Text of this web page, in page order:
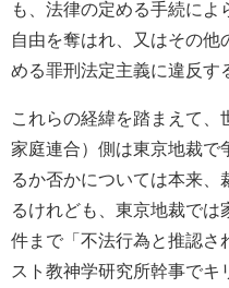
も、法律の定める手続に
自由を奪はれ、又はその他
める罪刑法定主義に違反す
これらの経緯を踏まえて、
家庭連合）側は東京地裁で
るか否かについては本来
るけれども、東京地裁で
件まで「不法行為と推認さ
スト教神学研究所幹事でキ